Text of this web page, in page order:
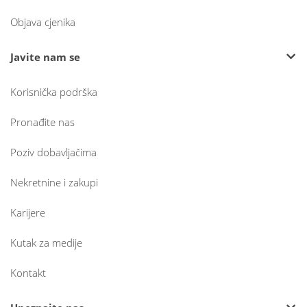
Objava cjenika
Javite nam se
Korisnička podrška
Pronađite nas
Poziv dobavljačima
Nekretnine i zakupi
Karijere
Kutak za medije
Kontakt